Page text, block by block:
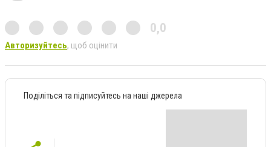
0,0
Авторизуйтесь, щоб оцінити
Поділіться та підписуйтесь на наші джерела